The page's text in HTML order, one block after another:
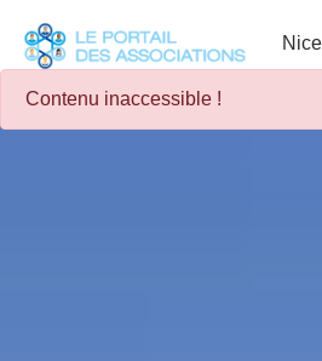
Nice
Contenu inaccessible !